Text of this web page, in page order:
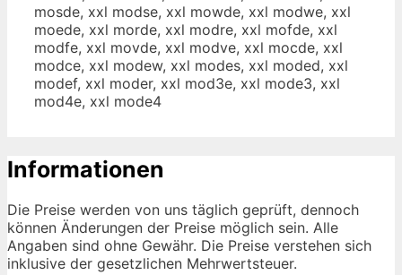
mosde, xxl modse, xxl mowde, xxl modwe, xxl
moede, xxl morde, xxl modre, xxl mofde, xxl
modfe, xxl movde, xxl modve, xxl mocde, xxl
modce, xxl modew, xxl modes, xxl moded, xxl
modef, xxl moder, xxl mod3e, xxl mode3, xxl
mod4e, xxl mode4
Informationen
Die Preise werden von uns täglich geprüft, dennoch
können Änderungen der Preise möglich sein. Alle
Angaben sind ohne Gewähr. Die Preise verstehen sich
inklusive der gesetzlichen Mehrwertsteuer.